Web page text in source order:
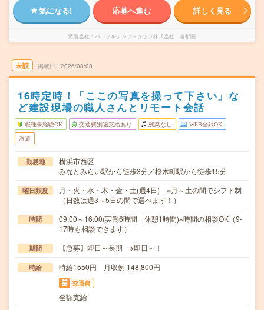
気になる! 応募へ進む 詳しく見る
派遣会社 パーソルテンプスタッフ株式会社 首都圏
未読 掲載日 2026/08/08
16時定時！「ここの写真を撮って下さい」な
ど建設現場の職人さんとリモート会話
職種未経験OK 交通費別途支給あり 残業なし WEB登録OK
派遣
勤務地
横浜市西区
みなとみらい駅から徒歩3分／桜木町駅から徒歩15分
曜日頻度
月・火・水・木・金・土(週4日) ※月～土の間でシフト制
（日数は週3～5日の間で選べます！）
時間
09:00～16:00(実働6時間 休憩1時間)※時間の相談OK（9-
17時も相談できます）
期間 【急募】即日～長期 ※即日～！
時給 時給1550円 月収例 148,800円
交通費
全額支給